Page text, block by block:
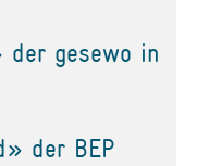
der gesewo in
der BEP